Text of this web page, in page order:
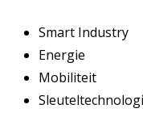
Smart Industry
Energie
Mobiliteit